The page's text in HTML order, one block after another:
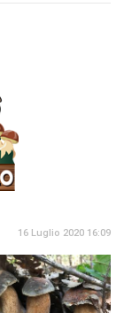
16 Luglio 2020 16:09